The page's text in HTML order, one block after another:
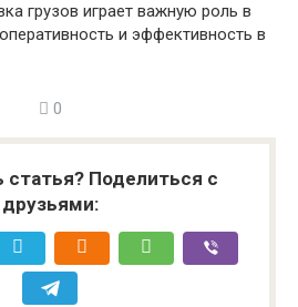
грузов играет важную роль в
и эффективность в
0
статья? Поделиться с
друзьями: